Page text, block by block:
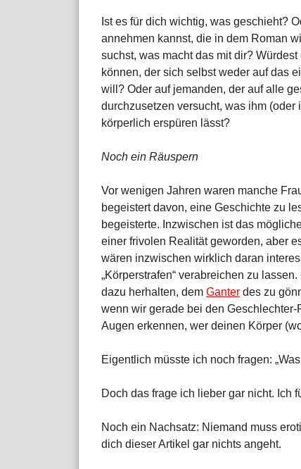
Ist es für dich wichtig, was geschieht?
annehmen kannst, die in dem Roman
suchst, was macht das mit dir?
können, der sich selbst weder auf das
will? Oder auf jemanden, der auf alle
durchzusetzen versucht, was ihm
körperlich erspüren lässt?
Noch ein Räuspern
Vor wenigen Jahren waren manche
begeistert davon, eine Geschichte zu
begeisterte. Inzwischen ist das
einer frivolen Realität geworden, aber
wären inzwischen wirklich daran
„Körperstrafen“ verabreichen zu
dazu herhalten, dem Ganter des zu
wenn wir gerade bei den
Augen erkennen, wer deinen Körper
Eigentlich müsste ich noch fragen:
Doch das frage ich lieber gar nicht. Ich
Noch ein Nachsatz: Niemand muss
dich dieser Artikel gar nichts angeht.